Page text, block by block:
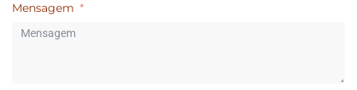
Mensagem